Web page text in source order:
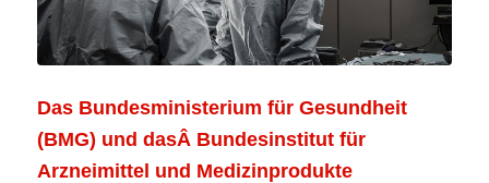
Das Bundesministerium für Gesundheit
(BMG) und dasÂ Bundesinstitut für
Arzneimittel und Medizinprodukte